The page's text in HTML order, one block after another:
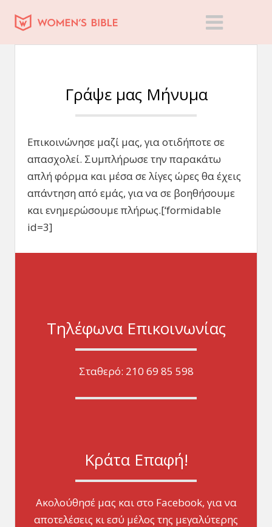
Γράψε μας Μήνυμα
Επικοινώνησε μαζί μας, για οτιδήποτε σε
απασχολεί. Συμπλήρωσε την παρακάτω
απλή φόρμα και μέσα σε λίγες ώρες θα έχεις
απάντηση από εμάς, για να σε βοηθήσουμε
και ενημερώσουμε πλήρως.[‘formidable
id=3]
Τηλέφωνα Επικοινωνίας
Σταθερό: 210 69 85 598
Κράτα Επαφή!
Ακολούθησέ μας και στο Facebook, για να
αποτελέσεις κι εσύ μέλος της μεγαλύτερης